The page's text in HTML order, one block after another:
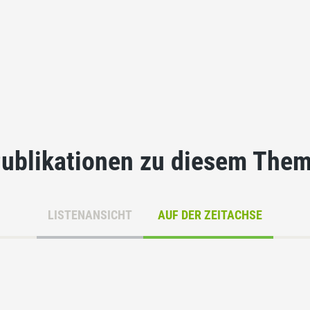
zu diesem
LISTENANSICHT AUF DER ZEITACHSE